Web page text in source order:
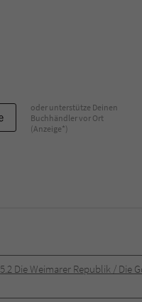
oder unterstütze Deinen
Buchhändler vor Ort
(Anzeige*)
5.2 Die Weimarer Republik / Die